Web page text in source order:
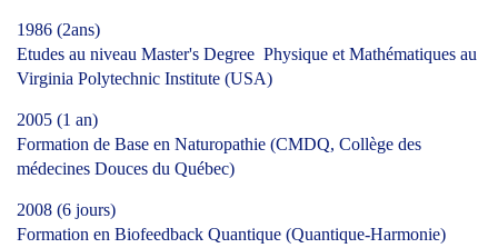
1986 (2ans)
Etudes au niveau Master's Degree Physique et Mathématiques au
Virginia Polytechnic Institute (USA)
2005 (1 an)
Formation de Base en Naturopathie (CMDQ, Collège des
médecines Douces du Québec)
2008 (6 jours)
Formation en Biofeedback Quantique (Quantique-Harmonie)